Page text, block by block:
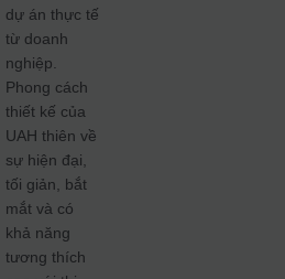
dự án thực tế
từ doanh
nghiệp.
Phong cách
thiết kế của
UAH thiên về
sự hiện đại,
tối giản, bắt
mắt và có
khả năng
tương thích